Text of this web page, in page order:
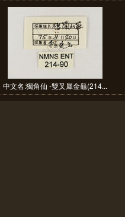
中文名:獨角仙 -雙叉犀金龜(214...